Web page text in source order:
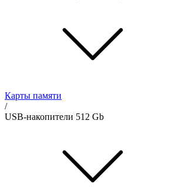
Карты памяти
/
USB-накопители 512 Gb